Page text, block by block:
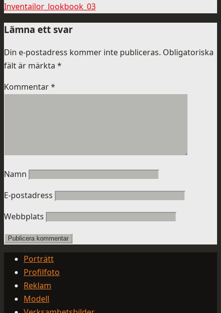
Inventailor_lookbook_03
Lämna ett svar
Din e-postadress kommer inte publiceras. Obligatoriska
fält är märkta *
Kommentar*
Namn
E-postadress
Webbplats
Porträtt
Profilfoto
Reklam
Modell